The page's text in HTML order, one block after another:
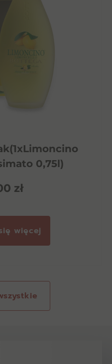
0,75l)
zł
więcej